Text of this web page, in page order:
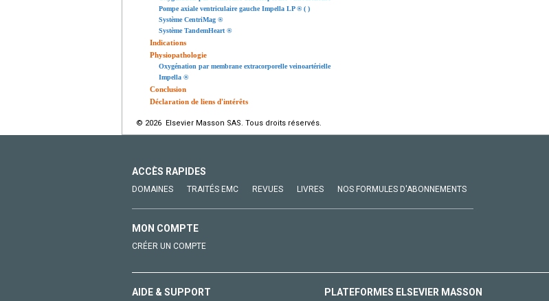
Pompe axiale ventriculaire gauche Impella LP ® ( )
Système CentriMag ®
Système TandemHeart ®
Indications
Physiopathologie
Oxygénation par membrane extracorporelle veinoartérielle
Impella ®
Conclusion
Déclaration de liens d'intérêts
© 2026 Elsevier Masson SAS. Tous droits réservés.
ACCÈS RAPIDES
DOMAINES TRAITÉS EMC REVUES LIVRES NOS FORMULES D'ABONNEMENTS
MON COMPTE
CRÉER UN COMPTE
AIDE & SUPPORT PLATEFORMES ELSEVIER MASSON